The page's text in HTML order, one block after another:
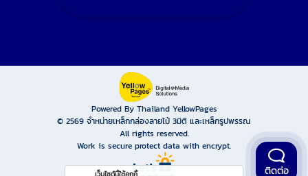
Powered By Thailand YellowPages
© 2569 จำหน่ายเหล็กกล่องลายไม้ 3มิติ และเหล็กรูปพรรณ
All rights reserved.
Work is secure protect data with encrypt.
ติดต่อ